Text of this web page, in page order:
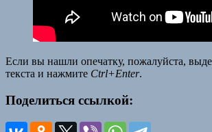
Если вы нашли опечатку, пожалуйста,
текста и нажмите Ctrl+Enter.
Поделиться ссылкой: